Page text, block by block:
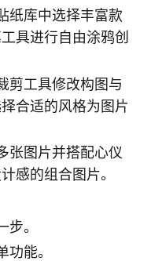
纸库中选择丰富款
具进行自由涂鸦创
剪工具修改构图与
合适的风格为图片
张图片并搭配心仪
感的组合图片。
。
能。